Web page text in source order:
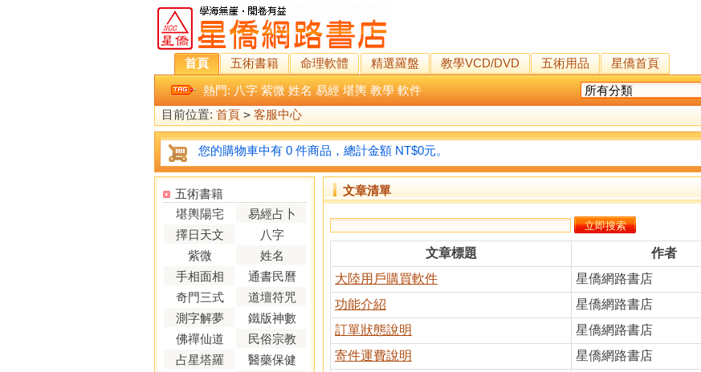
首頁 五術書籍 命理軟體 精選羅盤 教學VCD/DVD 五術用品
星僑首頁
熱門: 八字 紫微 姓名 易經 堪輿 教學 軟件
目前位置: 首頁 > 客服中心
您的購物車中有 0 件商品，總計金額 NT$0元。
五術書籍
堪輿陽宅
易經占卜
擇日天文
八字
紫微
姓名
手相面相
通書民曆
奇門三式
道壇符咒
測字解夢
鐵版神數
佛禪仙道
民俗宗教
占星塔羅
醫藥保健
文章清單
文章標題 作者
大陸用戶購買軟件
星僑網路書店
功能介紹
星僑網路書店
訂單狀態說明
星僑網路書店
寄件運費說明
星僑網路書店